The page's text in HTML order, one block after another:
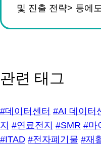
및 진출 전략> 등에
관련 태그
#데이터센터 #AI 데이터
지 #연료전지 #SMR #마
#ITAD #전자폐기물 #재